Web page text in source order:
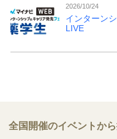
2026/10/24
インターン
LIVE
全国開催のイベントか